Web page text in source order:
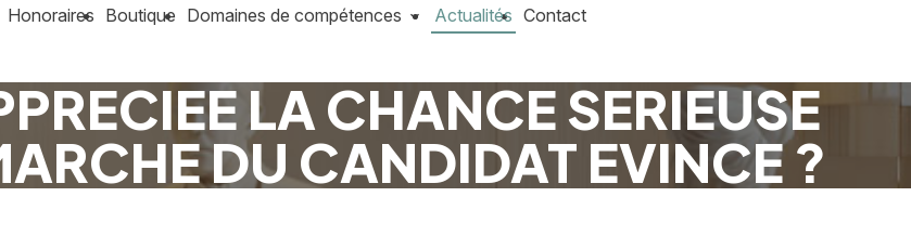
Honoraires Boutique Domaines de compétences Actualités Contact
LA CHANCE SERIEUSE
DU CANDIDAT EVINCE ?